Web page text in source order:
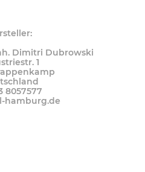
Dimitri Dubrowski
1
8057577
hamburg.de